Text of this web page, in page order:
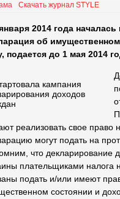
Скачать журнал STYLE
2014 года
об
подается до 1 мая 2014
реализовать свое право
могут подать на
что декларирование
плательщиками налога
подать и/или имеют
состоянии и